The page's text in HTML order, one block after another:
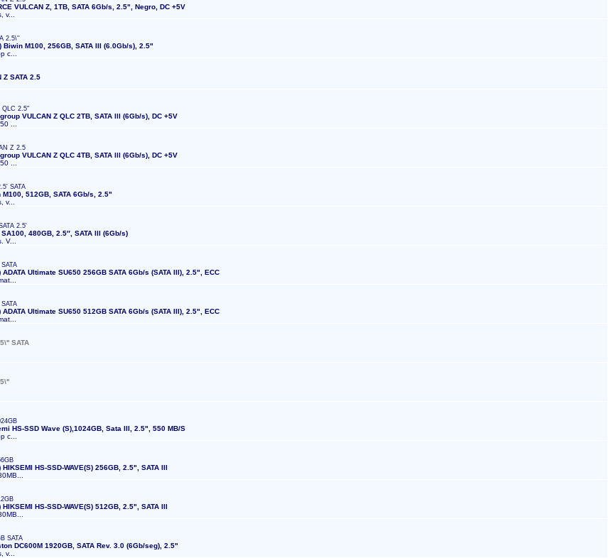
VULCAN Z, 1TB, SATA 6Gb/s, 2.5", Negro, DC +5V
v...
2.5\''
M100, 256GB, SATA III (6.0Gb/s), 2.5"
c...
Z SATA 2.5
QLC 2.5"
VULCAN Z QLC 2TB, SATA lll (6Gb/s), DC +5V
...
Z 2.5
VULCAN Z QLC 4TB, SATA lll (6Gb/s), DC +5V
...
SATA
512GB, SATA 6Gb/s, 2.5"
v...
2.5'
480GB, 2.5″, SATA lll (6Gb/s)
V...
Ultimate SU650 256GB SATA 6Gb/s (SATA III), 2.5", ECC
Ultimate SU650 512GB SATA 6Gb/s (SATA III), 2.5", ECC
SATA
HS-SSD Wave (S),1024GB, Sata III, 2.5", 550 MB/S
c...
HS-SSD-WAVE(S) 256GB, 2.5", SATA III
HS-SSD-WAVE(S) 512GB, 2.5", SATA III
SATA
DC600M 1920GB, SATA Rev. 3.0 (6Gb/seg), 2.5"
v...